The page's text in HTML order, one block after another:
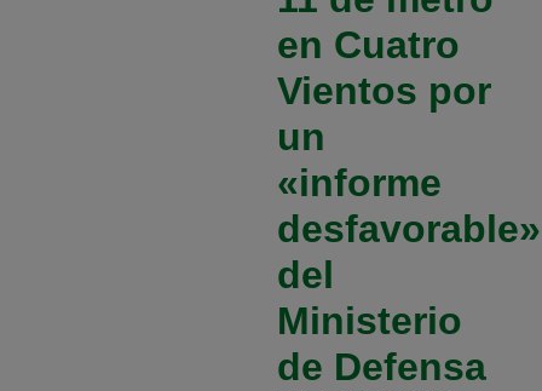
en Cuatro
Vientos por
un
«informe
desfavorable»
del
Ministerio
de Defensa